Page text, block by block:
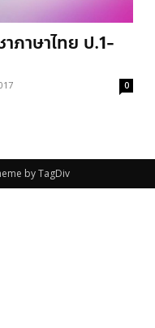
ภาษาไทย ป.1-
0
by TagDiv